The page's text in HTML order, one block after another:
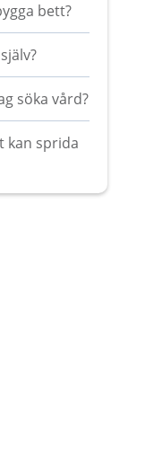
bett?
söka vård?
kan sprida